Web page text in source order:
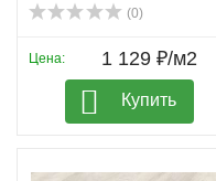
(0)
Цена: 1 129 ₽/м2
Купить